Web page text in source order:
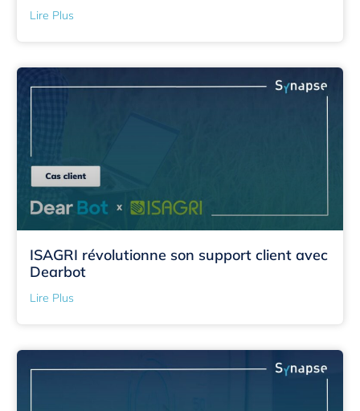
Lire Plus
ISAGRI révolutionne son support client avec
Dearbot
Lire Plus